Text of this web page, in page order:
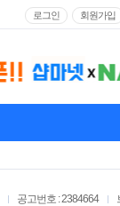
로그인 회원가입
공고번호 : 2384664